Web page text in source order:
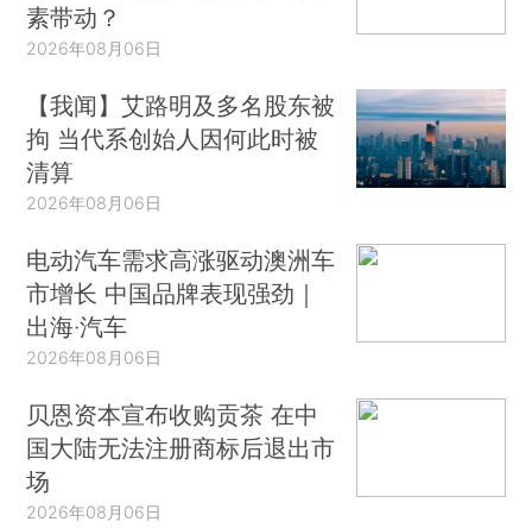
素带动？
2026年08月06日
【我闻】艾路明及多名股东被
拘 当代系创始人因何此时被
清算
2026年08月06日
电动汽车需求高涨驱动澳洲车
市增长 中国品牌表现强劲｜
出海·汽车
2026年08月06日
贝恩资本宣布收购贡茶 在中
国大陆无法注册商标后退出市
场
2026年08月06日